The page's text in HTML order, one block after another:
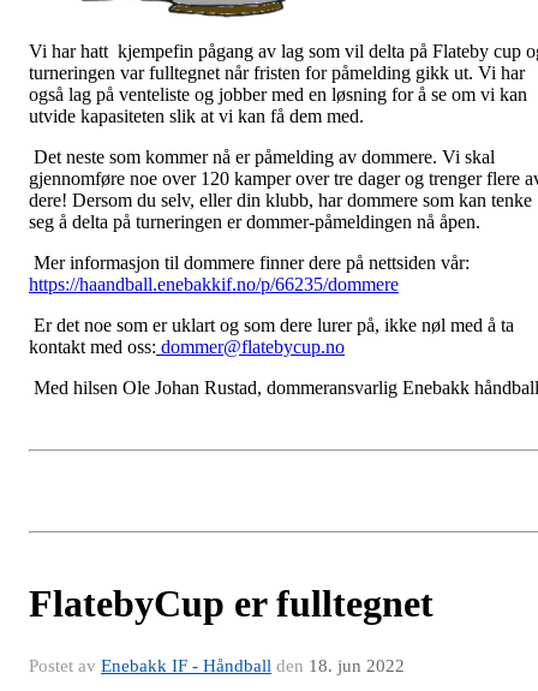
Vi har hatt kjempefin pågang av lag som vil delta på Flateby cup
turneringen var fulltegnet når fristen for påmelding gikk ut. Vi har
også lag på venteliste og jobber med en løsning for å se om vi kan
utvide kapasiteten slik at vi kan få dem med.
Det neste som kommer nå er påmelding av dommere. Vi skal
gjennomføre noe over 120 kamper over tre dager og trenger flere
dere! Dersom du selv, eller din klubb, har dommere som kan tenke
seg å delta på turneringen er dommer-påmeldingen nå åpen.
Mer informasjon til dommere finner dere på nettsiden vår:
https://haandball.enebakkif.no/p/66235/dommere
Er det noe som er uklart og som dere lurer på, ikke nøl med å ta
kontakt med oss: dommer@flatebycup.no
Med hilsen Ole Johan Rustad, dommeransvarlig Enebakk håndball
FlatebyCup er fulltegnet
Postet av Enebakk IF - Håndball den 18. jun 2022